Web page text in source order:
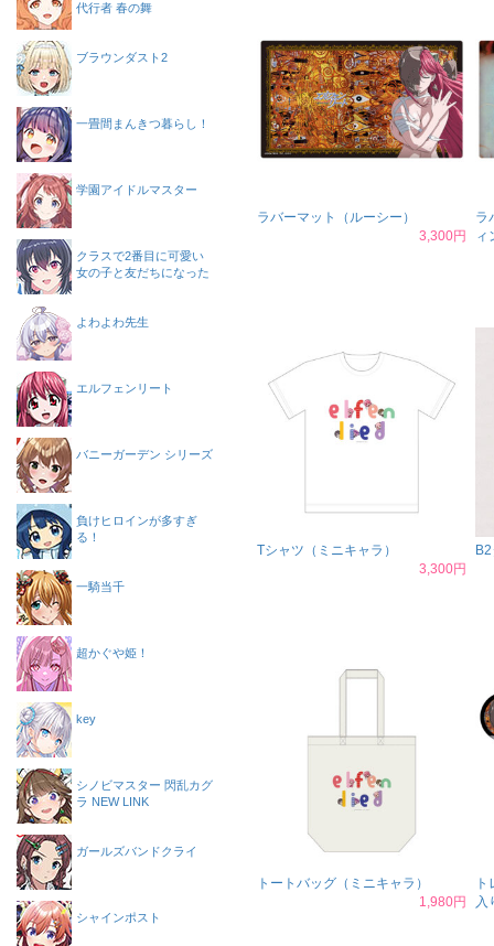
ラバーマット（ルーシー）
3,300円
ラ
ィ
Tシャツ（ミニキャラ）
3,300円
トートバッグ（ミニキャラ）
1,980円
入
代行者 春の舞
ブラウンダスト2
一畳間まんきつ暮らし！
学園アイドルマスター
クラスで2番目に可愛い
女の子と友だちになった
よわよわ先生
エルフェンリート
バニーガーデン シリーズ
負けヒロインが多すぎ
る！
一騎当千
超かぐや姫！
key
シノビマスター 閃乱カグ
ラ NEW LINK
ガールズバンドクライ
シャインポスト